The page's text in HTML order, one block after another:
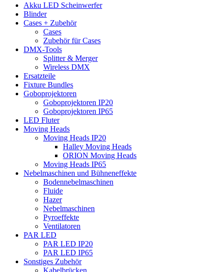
Akku LED Scheinwerfer
Blinder
Cases + Zubehör
Cases
Zubehör für Cases
DMX-Tools
Splitter & Merger
Wireless DMX
Ersatzteile
Fixture Bundles
Goboprojektoren
Goboprojektoren IP20
Goboprojektoren IP65
LED Fluter
Moving Heads
Moving Heads IP20
Halley Moving Heads
ORION Moving Heads
Moving Heads IP65
Nebelmaschinen und Bühneneffekte
Bodennebelmaschinen
Fluide
Hazer
Nebelmaschinen
Pyroeffekte
Ventilatoren
PAR LED
PAR LED IP20
PAR LED IP65
Sonstiges Zubehör
Kabelbrücken